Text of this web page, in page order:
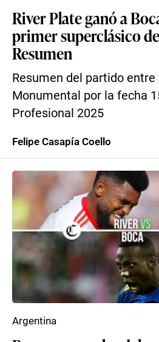
River Plate ganó a
primer superclásico
Resumen
Resumen del partido entre
Monumental por la fecha
Profesional 2025
Felipe Casapía Coello
Argentina